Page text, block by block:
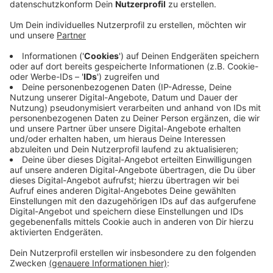
Düsseldorf wäre im Sommer ausgelaufen.
Veröffentlicht:Mittwoch, 07.04.2021 16:55
Anzeige
Durch den vorzeitigen Wechsel bekommt die Fortuna
jetzt noch etwas Ablösesumme. Über die Höhe haben
beide Seiten Stillschweigen vereinbart. Morales ist
gebürtiger Berliner, besitzt aber auch einen
amerikanischen Pass und hat bereits 16 Länderspiele
für die USA bestritten.
Mehr Infos und Links zu diesem Thema:
Meldung der Fortuna zum Wechsel!
Anzeige